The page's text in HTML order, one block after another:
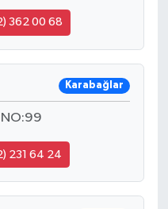
362 00 68
Karabağlar
NO:99
231 64 24